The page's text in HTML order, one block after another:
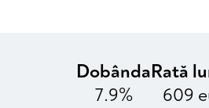
Dobânda
7.9%
Rată
609